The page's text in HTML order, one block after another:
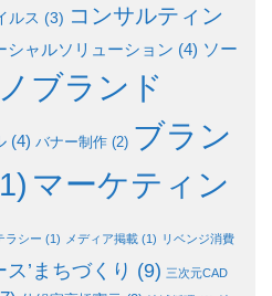
ルス (3) コンサルティン
シャルソリューション (4) ソー
ブランド
(4) バナー制作 (2) ブラン
マーケティン
ラシー (1) メディア掲載 (1) リベンジ消費
’まちづくり (9) 三次元CAD